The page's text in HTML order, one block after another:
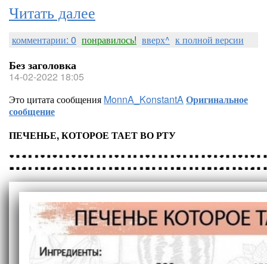
Читать далее
комментарии: 0 понравилось! вверх^ к полной версии
Без заголовка
14-02-2022 18:05
Это цитата сообщения MonnA_KonstantAОригинальное
сообщение
ПЕЧЕНЬЕ, КОТОРОЕ ТАЕТ ВО РТУ